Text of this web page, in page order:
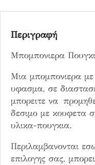
ν
Περιγραφή
Μπομπονιερα
Μια μπομπονιερα
υφασμα, σε
μπορειτε να
δεσιμο με κουφετα
υλικα-πουγκια.
Περιλαμβανονται
επιλογης σας,